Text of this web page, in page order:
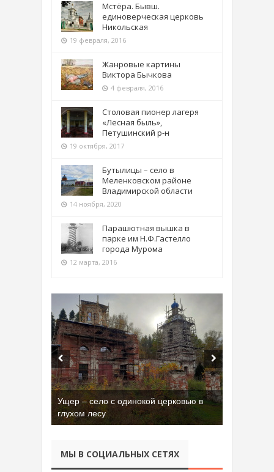
Мстёра. Бывш.
единоверческая церковь
Никольская
19 февраля, 2016
Жанровые картины
Виктора Бычкова
4 февраля, 2016
Столовая пионер лагеря
«Лесная быль»,
Петушинский р-н
19 октября, 2017
Бутылицы – село в
Меленковском районе
Владимирской области
14 ноября, 2020
Парашютная вышка в
парке им Н.Ф.Гастелло
города Мурома
12 марта, 2016
Ущер – село с одинокой церковью в
глухом лесу
МЫ В СОЦИАЛЬНЫХ СЕТЯХ